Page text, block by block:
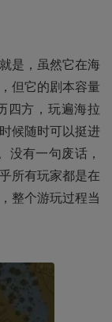
是，虽然它在海
但它的剧本容量
四方，玩遍海拉
候随时可以挺进
没有一句废话，
所有玩家都是在
整个游玩过程当